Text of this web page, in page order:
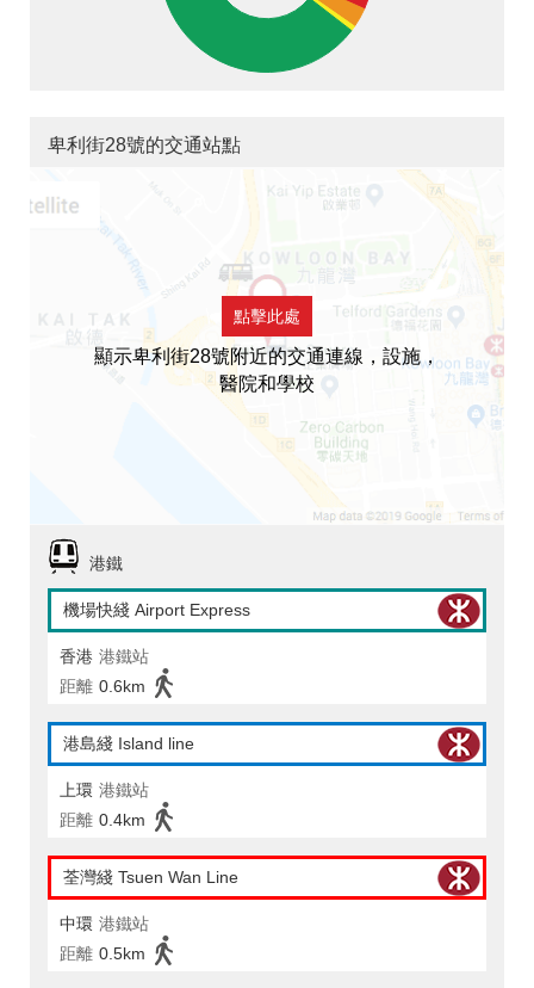
卑利街28號的交通站點
點擊此處
顯示卑利街28號附近的交通連線，設施，
醫院和學校
港鐵
機場快綫 Airport Express
香港 港鐵站
距離 0.6km
港島綫 Island line
上環 港鐵站
距離 0.4km
荃灣綫 Tsuen Wan Line
中環 港鐵站
距離 0.5km